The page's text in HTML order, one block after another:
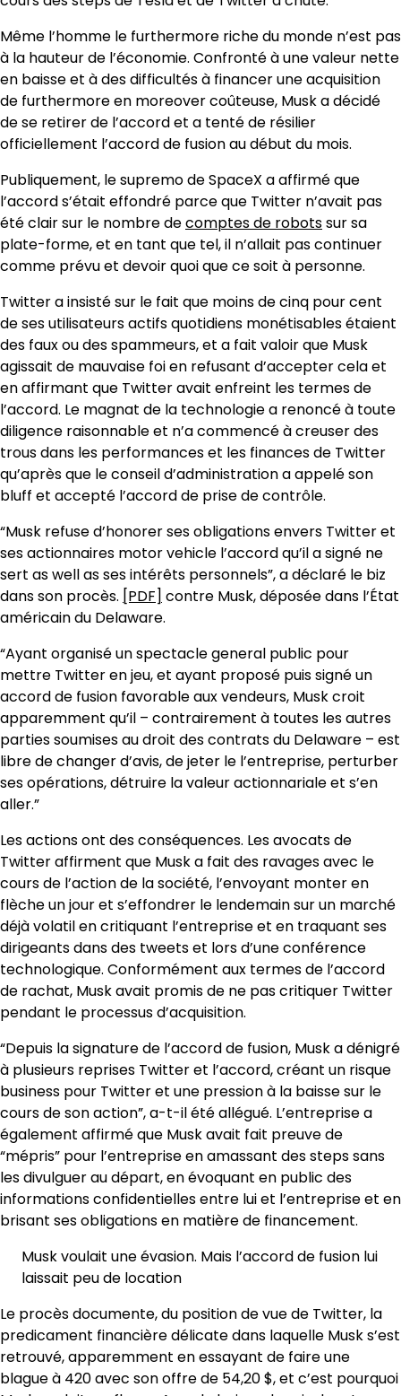
Même l’homme le furthermore riche du monde n’est pas
à la hauteur de l’économie. Confronté à une valeur nette
en baisse et à des difficultés à financer une acquisition
de furthermore en moreover coûteuse, Musk a décidé
de se retirer de l’accord et a tenté de résilier
officiellement l’accord de fusion au début du mois.
Publiquement, le supremo de SpaceX a affirmé que
l’accord s’était effondré parce que Twitter n’avait pas
été clair sur le nombre decomptes de robotssur sa
plate-forme, et en tant que tel, il n’allait pas continuer
comme prévu et devoir quoi que ce soit à personne.
Twitter a insisté sur le fait que moins de cinq pour cent
de ses utilisateurs actifs quotidiens monétisables étaient
des faux ou des spammeurs, et a fait valoir que Musk
agissait de mauvaise foi en refusant d’accepter cela et
en affirmant que Twitter avait enfreint les termes de
l’accord. Le magnat de la technologie a renoncé à toute
diligence raisonnable et n’a commencé à creuser des
trous dans les performances et les finances de Twitter
qu’après que le conseil d’administration a appelé son
bluff et accepté l’accord de prise de contrôle.
“Musk refuse d’honorer ses obligations envers Twitter et
ses actionnaires motor vehicle l’accord qu’il a signé ne
sert as well as ses intérêts personnels”, a déclaré le biz
dans son procès. [PDF] contre Musk, déposée dans l’État
américain du Delaware.
“Ayant organisé un spectacle general public pour
mettre Twitter en jeu, et ayant proposé puis signé un
accord de fusion favorable aux vendeurs, Musk croit
apparemment qu’il – contrairement à toutes les autres
parties soumises au droit des contrats du Delaware – est
libre de changer d’avis, de jeter le l’entreprise, perturber
ses opérations, détruire la valeur actionnariale et s’en
aller.”
Les actions ont des conséquences. Les avocats de
Twitter affirment que Musk a fait des ravages avec le
cours de l’action de la société, l’envoyant monter en
flèche un jour et s’effondrer le lendemain sur un marché
déjà volatil en critiquant l’entreprise et en traquant ses
dirigeants dans des tweets et lors d’une conférence
technologique. Conformément aux termes de l’accord
de rachat, Musk avait promis de ne pas critiquer Twitter
pendant le processus d’acquisition.
“Depuis la signature de l’accord de fusion, Musk a dénigré
à plusieurs reprises Twitter et l’accord, créant un risque
business pour Twitter et une pression à la baisse sur le
cours de son action”, a-t-il été allégué. L’entreprise a
également affirmé que Musk avait fait preuve de
“mépris” pour l’entreprise en amassant des steps sans
les divulguer au départ, en évoquant en public des
informations confidentielles entre lui et l’entreprise et en
brisant ses obligations en matière de financement.
Musk voulait une évasion. Mais l’accord de fusion lui
laissait peu de location
Le procès documente, du position de vue de Twitter, la
predicament financière délicate dans laquelle Musk s’est
retrouvé, apparemment en essayant de faire une
blague à 420 avec son offre de 54,20 $, et c’est pourquoi